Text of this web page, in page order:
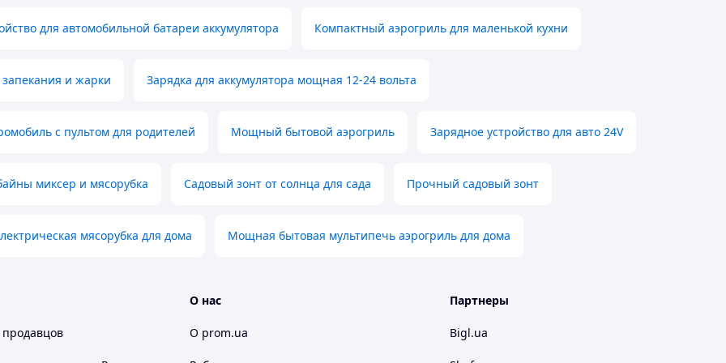
для автомобильной батареи аккумулятора Компактный аэрогриль для маленькой кухни
и жарки Зарядка для аккумулятора мощная 12-24 вольта
с пультом для родителей Мощный бытовой аэрогриль Зарядное устройство для авто 24V
миксер и мясорубка Садовый зонт от солнца для сада Прочный садовый зонт
мясорубка для дома Мощная бытовая мультипечь аэрогриль для дома
О нас
О prom.ua
Партнеры
Bigl.ua